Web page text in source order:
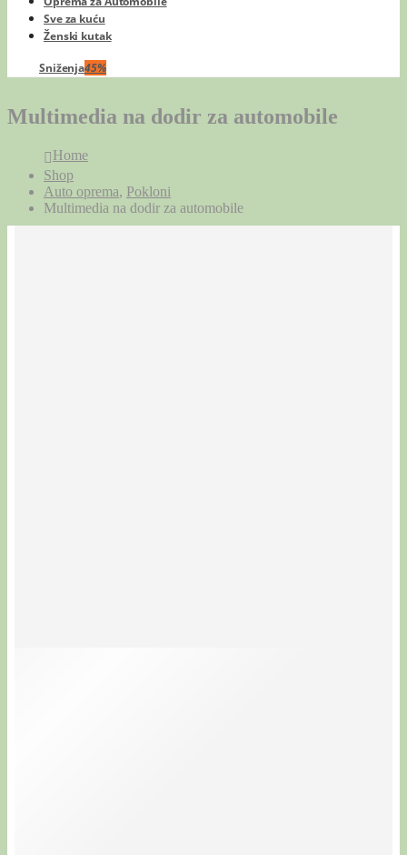
Sve za kuću
Ženski kutak
Sniženja45%
Multimedia na dodir za automobile
Home
Shop
Auto oprema, Pokloni
Multimedia na dodir za automobile